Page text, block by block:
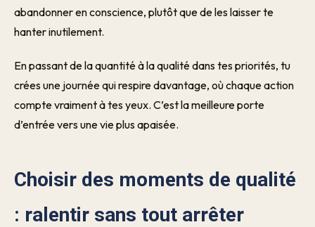
abandonner en conscience, plutôt que de les laisser te
hanter inutilement.
En passant de la quantité à la qualité dans tes priorités, tu
crées une journée qui respire davantage, où chaque action
compte vraiment à tes yeux. C’est la meilleure porte
d’entrée vers une vie plus apaisée.
Choisir des moments de qualité
: ralentir sans tout arrêter